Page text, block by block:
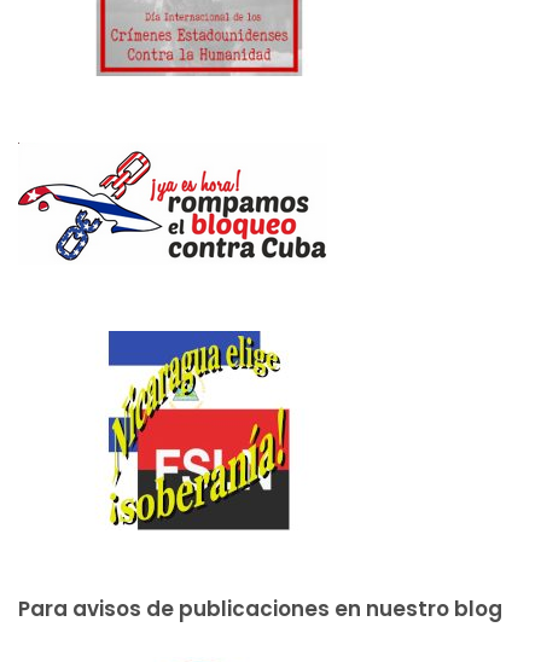
Para avisos de publicaciones en nuestro blog